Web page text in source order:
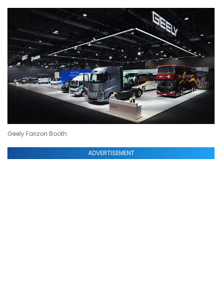
Geely Farizon Booth
ADVERTISEMENT